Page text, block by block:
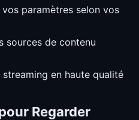
paramètres selon vos
sources de contenu
en haute qualité
Regarder